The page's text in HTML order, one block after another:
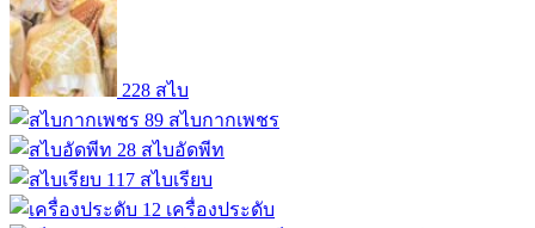
228 สไบ
89 สไบกากเพชร
28 สไบอัดพีท
117 สไบเรียบ
12 เครื่องประดับ